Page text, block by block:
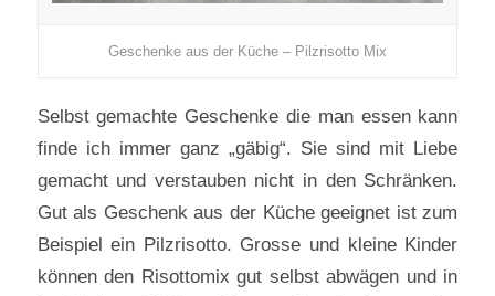
Geschenke aus der Küche – Pilzrisotto Mix
Selbst gemachte Geschenke die man essen kann
finde ich immer ganz „gäbig“. Sie sind mit Liebe
gemacht und verstauben nicht in den Schränken.
Gut als Geschenk aus der Küche geeignet ist zum
Beispiel ein Pilzrisotto. Grosse und kleine Kinder
können den Risottomix gut selbst abwägen und in